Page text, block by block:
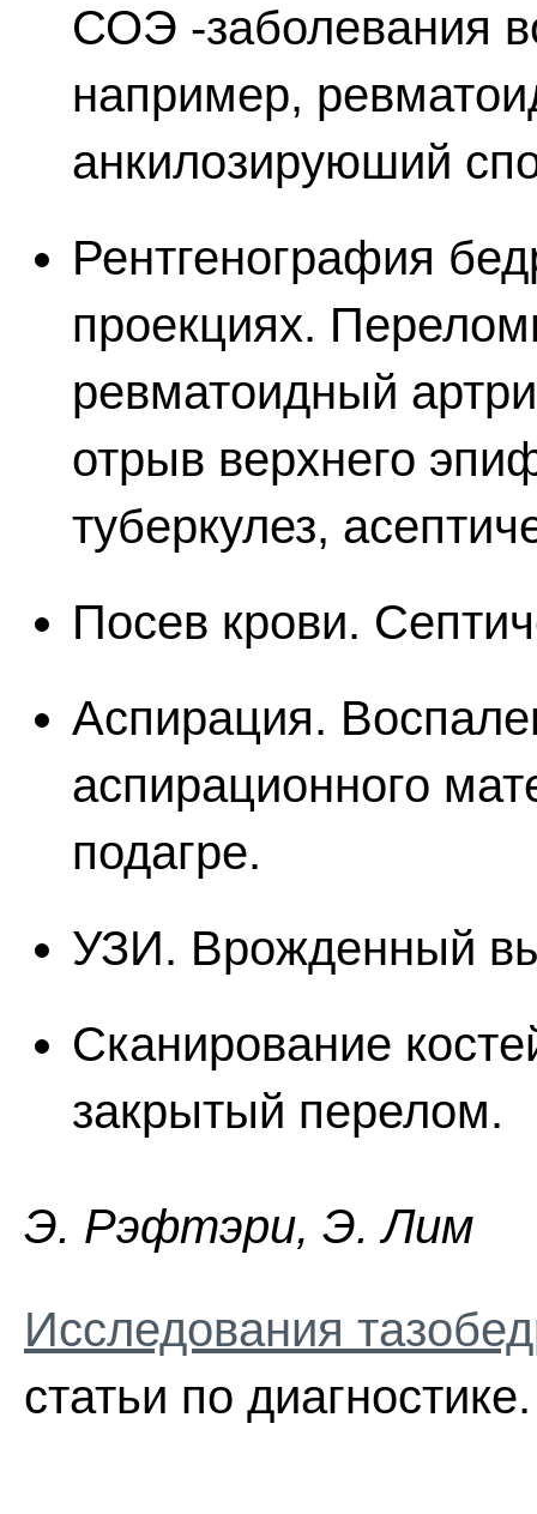
СОЭ -заболевания
например,
анкилозируюший
Рентгенография
проекциях.
ревматоидный
отрыв верхнего
туберкулез,
Посев крови.
Аспирация.
аспирационного
подагре.
УЗИ. Врожденный
Сканирование
закрытый перелом.
Э. Pэфтэpи, Э. Лим
Исследования
статьи по диагностике.